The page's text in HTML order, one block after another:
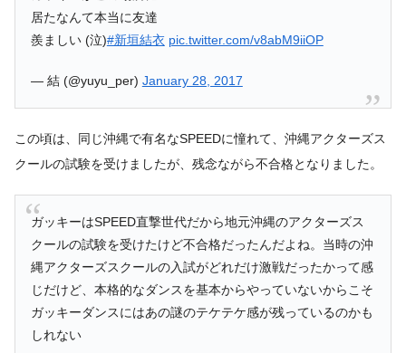
居たなんて本当に友達
羨ましい (泣)#新垣結衣 pic.twitter.com/v8abM9iiOP
— 結 (@yuyu_per) January 28, 2017
この頃は、同じ沖縄で有名なSPEEDに憧れて、沖縄アクターズス
クールの試験を受けましたが、残念ながら不合格となりました。
ガッキーはSPEED直撃世代だから地元沖縄のアクターズス
クールの試験を受けたけど不合格だったんだよね。当時の沖
縄アクターズスクールの入試がどれだけ激戦だったかって感
じだけど、本格的なダンスを基本からやっていないからこそ
ガッキーダンスにはあの謎のテケテケ感が残っているのかも
しれない